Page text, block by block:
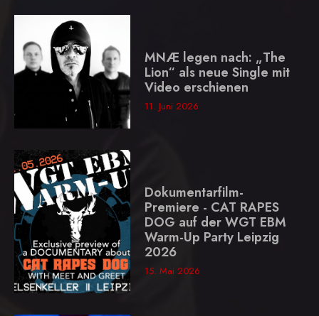
MNÆ legen nach: „The
Lion“ als neue Single mit
Video erschienen
11. Juni 2026
Dokumentarfilm-
Premiere - CAT RAPES
DOG auf der WGT EBM
Warm-Up Party Leipzig
2026
15. Mai 2026